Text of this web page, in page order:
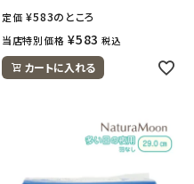
定価 ¥583のところ
当店特別価格 ¥583 税込
カートに入れる